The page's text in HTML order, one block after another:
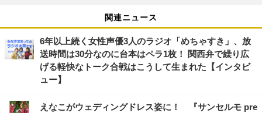
関連ニュース
6年以上続く女性声優3人のラジオ「めちゃすき」、放
送時間は30分なのに台本はペラ1枚！ 関西弁で繰り広
げる軽快なトーク合戦はこうして生まれた【インタビ
ュー】
えなこがウェディングドレス姿に！ 『サンセルモ pre